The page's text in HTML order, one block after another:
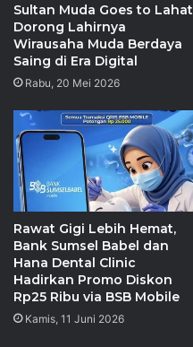
Sultan Muda Goes to Lahat
Dorong Lahirnya
Wirausaha Muda Berdaya
Saing di Era Digital
Rabu, 20 Mei 2026
Rawat Gigi Lebih Hemat,
Bank Sumsel Babel dan
Hana Dental Clinic
Hadirkan Promo Diskon
Rp25 Ribu via BSB Mobile
Kamis, 11 Juni 2026